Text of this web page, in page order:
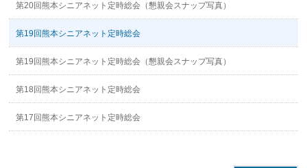
第20回熊本シニアネット定時総会（懇親会スナップ写真）
第19回熊本シニアネット定時総会
第19回熊本シニアネット定時総会（懇親会スナップ写真）
第18回熊本シニアネット定時総会
第17回熊本シニアネット定時総会